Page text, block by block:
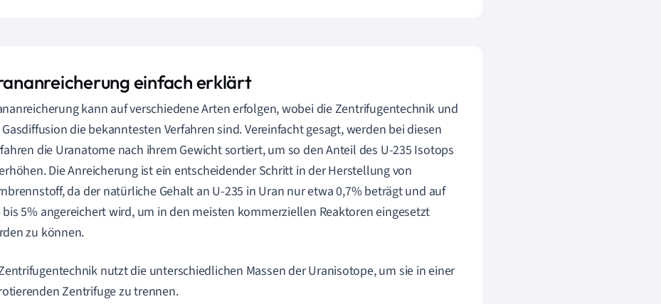
einfach erklärt
kann auf verschiedene Arten erfolgen, wobei die Zentrifugentechnik und
die bekanntesten Verfahren sind. Vereinfacht gesagt, werden bei diesen
die Uranatome nach ihrem Gewicht sortiert, um so den Anteil des U-235 Isotops
Die Anreicherung ist ein entscheidender Schritt in der Herstellung von
da der natürliche Gehalt an U-235 in Uran nur etwa 0,7% beträgt und auf
bis 5% angereichert wird, um in den meisten kommerziellen Reaktoren eingesetzt
zu können.
nutzt die unterschiedlichen Massen der Uranisotope, um sie in einer
Zentrifuge zu trennen.